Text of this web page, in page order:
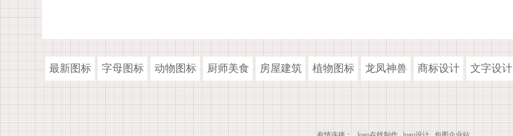
最新图标 字母图标 动物图标 厨师美食 房屋建筑 植物图标 龙凤神兽 商标设计 文字设计